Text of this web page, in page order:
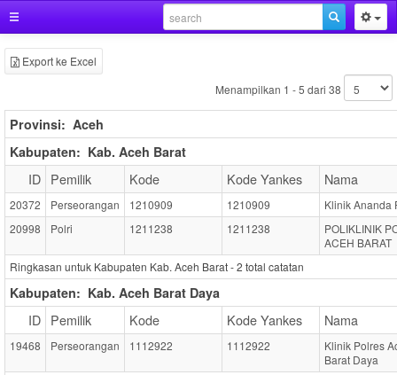
Export ke Excel
Menampilkan 1 - 5 dari 38
Provinsi: Aceh
Kabupaten: Kab. Aceh Barat
ID Pemilik Kode Kode Yankes Nama
20372 Perseorangan 1210909 1210909
Klinik Ananda
20998
Polri 1211238 1211238
POLIKLINIK
ACEH BARAT
Ringkasan untuk Kabupaten Kab. Aceh Barat -2 total catatan
Kabupaten: Kab. Aceh Barat Daya
ID Pemilik Kode Kode Yankes Nama
19468 Perseorangan 1112922 1112922
Klinik Polres
Barat Daya